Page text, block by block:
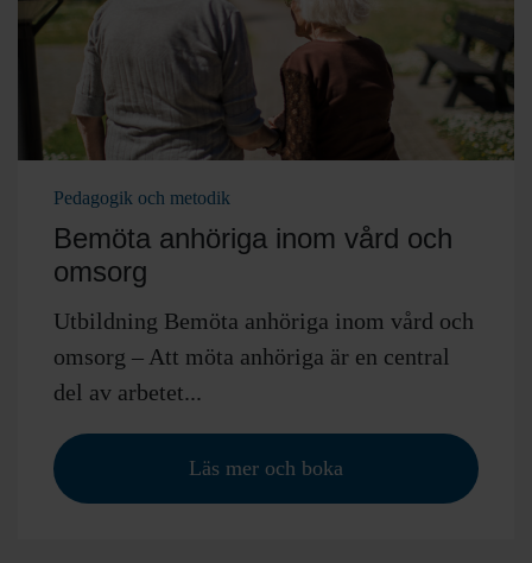
Pedagogik och metodik
Bemöta anhöriga inom vård och
omsorg
Utbildning Bemöta anhöriga inom vård och
omsorg – Att möta anhöriga är en central
del av arbetet...
Läs mer och boka